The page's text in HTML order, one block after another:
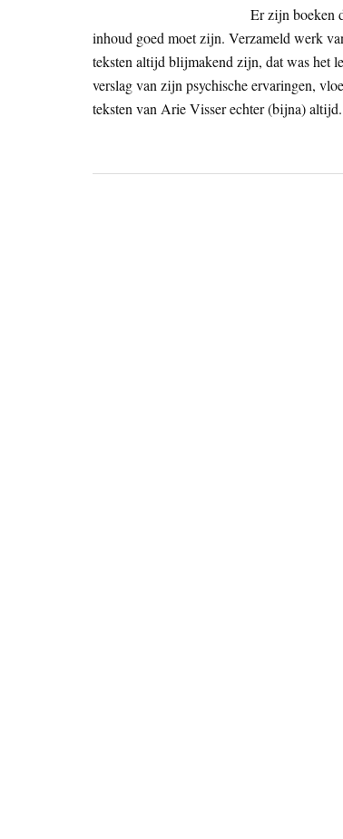
Er zijn boeken
inhoud goed moet zijn. Verzameld werk
teksten altijd blijmakend zijn, dat was het
verslag van zijn psychische ervaringen,
teksten van Arie Visser echter (bijna)